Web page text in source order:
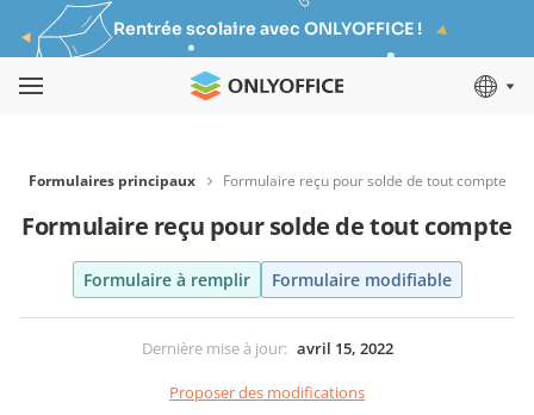
Rentrée scolaire avec ONLYOFFICE !
Formulaires principaux Formulaire reçu pour solde de tout compte
Formulaire reçu pour solde de tout compte
Formulaire à remplir Formulaire modifiable
Dernière mise à jour: avril 15, 2022
Proposer des modifications